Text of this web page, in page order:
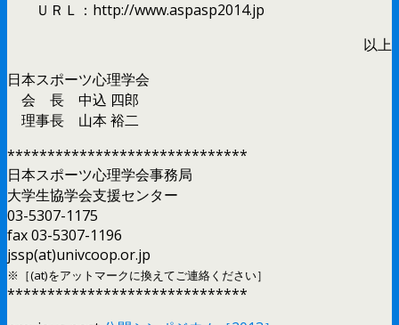
ＵＲＬ：http://www.aspasp2014.jp
以上
日本スポーツ心理学会
会 長 中込 四郎
理事長 山本 裕二
******************************
日本スポーツ心理学会事務局
大学生協学会支援センター
03-5307-1175
fax 03-5307-1196
jssp(at)univcoop.or.jp
※［(at)をアットマークに換えてご連絡ください］
******************************